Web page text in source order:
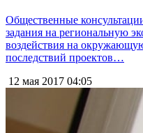
Общественные
задания на региональную
воздействия на
последствий проектов…
12 мая 2017 04:05